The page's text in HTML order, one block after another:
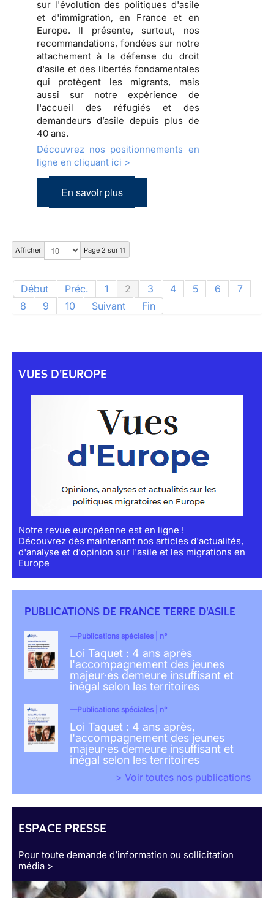
sur l'évolution des politiques d'asile
et d'immigration, en France et en
Europe. Il présente, surtout, nos
recommandations, fondées sur notre
attachement à la défense du droit
d'asile et des libertés fondamentales
qui protègent les migrants, mais
aussi sur notre expérience de
l'accueil des réfugiés et des
demandeurs d’asile depuis plus de
40 ans.
Découvrez nos positionnements en
ligne en cliquant ici >
En savoir plus
Afficher Page 2 sur 11
Début Préc. 1 2 3 4 5 6
7
8
9 10 Suivant Fin
VUES D'EUROPE
Notre revue européenne est en ligne !
Découvrez dès maintenant nos articles d'actualités,
d'analyse et d'opinion sur l'asile et les migrations en
Europe
PUBLICATIONS DE FRANCE TERRE D'ASILE
Publications spéciales | n°
Loi Taquet : 4 ans après
l'accompagnement des jeunes
majeur·es demeure insuffisant et
inégal selon les territoires
Publications spéciales | n°
Loi Taquet : 4 ans après,
l'accompagnement des jeunes
majeur·es demeure insuffisant et
inégal selon les territoires
> Voir toutes nos publications
ESPACE PRESSE
Pour toute demande d’information ou sollicitation
média >